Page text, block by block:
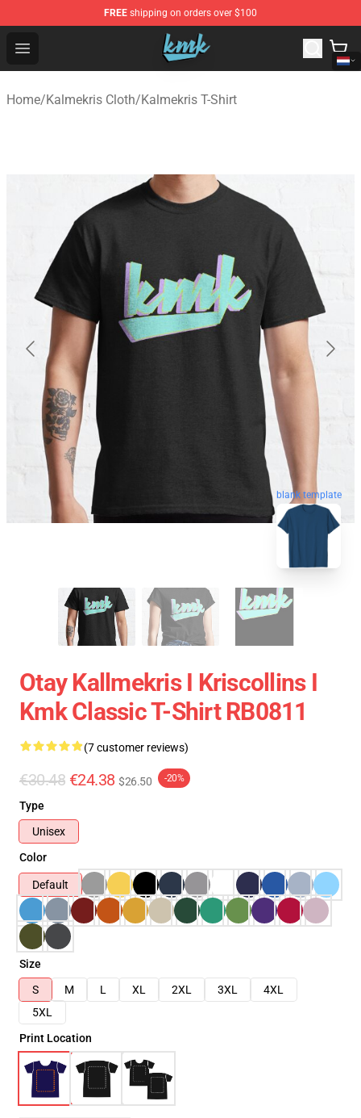
FREE shipping on orders over $100
Open menu
KallMeKris Store - Official KallMeKris Merchandise Shop
Home/Kalmekris Cloth/Kalmekris T-Shirt
blank template
Otay Kallmekris I Kriscollins I
Kmk Classic T-Shirt RB0811
(7 customer reviews)
€30.48 €24.38 $26.50 -20%
Type
Unisex
Color
Default
Size
S
M L XL 2XL 3XL
4XL
5XL
Print Location